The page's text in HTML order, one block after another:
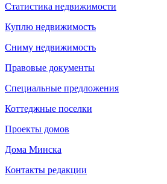
Статистика недвижимости
Куплю недвижимость
Сниму недвижимость
Правовые документы
Специальные предложения
Коттеджные поселки
Проекты домов
Дома Минска
Контакты редакции